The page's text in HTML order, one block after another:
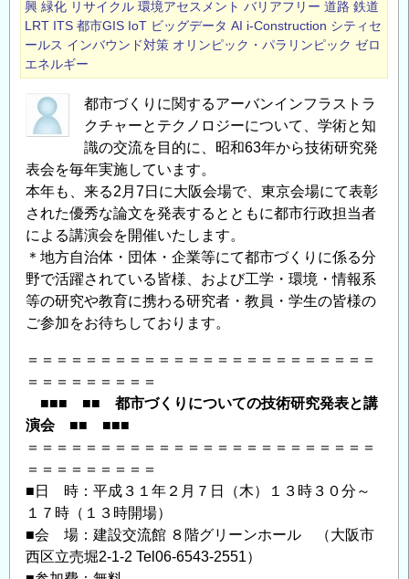
て
の
技
術
研
究
表
と
講
演
会
＜
CPD
単
取
得
可
＞」
と
「【2
月
7
日】
興 緑化 リサイクル 環境アセスメント バリアフリー 道路 鉄道
LRT ITS 都市GIS IoT ビッグデータ AI i-Construction シティセ
ールス インバウンド対策 オリンピック・パラリンピック ゼロ
エネルギー
都市づくりに関するアーバンインフラストラ
クチャーとテクノロジーについて、学術と知
識の交流を目的に、昭和63年から技術研究発
表会を毎年実施しています。
本年も、来る2月7日に大阪会場で、東京会場にて表彰
された優秀な論文を発表するとともに都市行政担当者
による講演会を開催いたします。
＊地方自治体・団体・企業等にて都市づくりに係る分
野で活躍されている皆様、および工学・環境・情報系
等の研究や教育に携わる研究者・教員・学生の皆様の
ご参加をお待ちしております。
＝＝＝＝＝＝＝＝＝＝＝＝＝＝＝＝＝＝＝＝＝＝＝＝
＝＝＝＝＝＝＝＝＝
■■■ ■■ 都市づくりについての技術研究発表と講
演会 ■■ ■■■
＝＝＝＝＝＝＝＝＝＝＝＝＝＝＝＝＝＝＝＝＝＝＝＝
＝＝＝＝＝＝＝＝＝
■日 時：平成３１年２月７日（木）１３時３０分～
１７時（１３時開場）
■会 場：建設交流館 ８階グリーンホール （大阪市
西区立売堀2-1-2 Tel06-6543-2551）